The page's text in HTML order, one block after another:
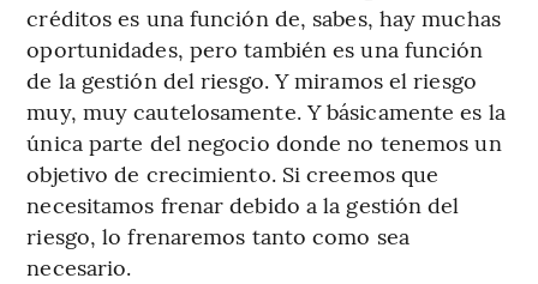
créditos es una función de, sabes, hay muchas
oportunidades, pero también es una función
de la gestión del riesgo. Y miramos el riesgo
muy, muy cautelosamente. Y básicamente es la
única parte del negocio donde no tenemos un
objetivo de crecimiento. Si creemos que
necesitamos frenar debido a la gestión del
riesgo, lo frenaremos tanto como sea
necesario.